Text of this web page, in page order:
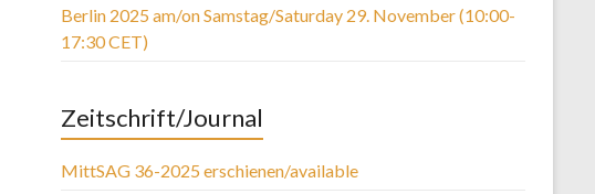
Berlin 2025 am/on Samstag/Saturday 29. November (10:00-
17:30 CET)
Zeitschrift/Journal
MittSAG 36-2025 erschienen/available